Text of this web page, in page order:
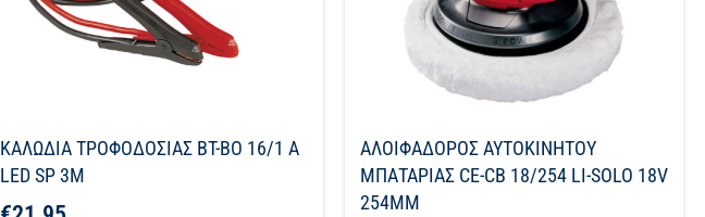
ΚΑΛΩΔΙΑ ΤΡΟΦΟΔΟΣΙΑΣ BT-BO 16/1 A
LED SP 3M
ΑΛΟΙΦΑΔΟΡΟΣ ΑΥΤΟΚΙΝΗΤΟΥ
ΜΠΑΤΑΡΙΑΣ CE-CB 18/254 LI-SOLO 18V
254MM